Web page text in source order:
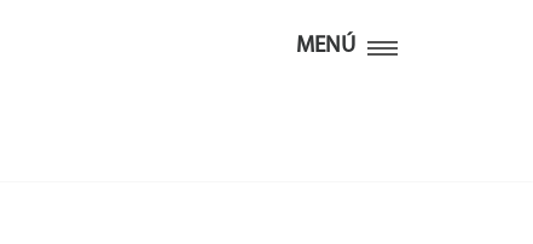
MENÚ